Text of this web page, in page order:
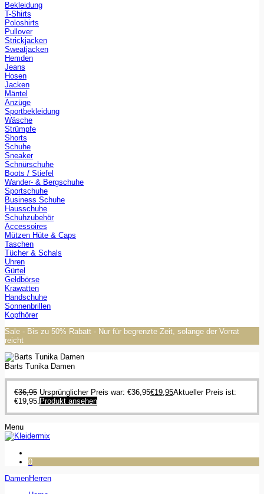
Bekleidung
T-Shirts
Poloshirts
Pullover
Strickjacken
Sweatjacken
Hemden
Jeans
Hosen
Jacken
Mäntel
Anzüge
Sportbekleidung
Wäsche
Strümpfe
Shorts
Schuhe
Sneaker
Schnürschuhe
Boots / Stiefel
Wander- & Bergschuhe
Sportschuhe
Business Schuhe
Hausschuhe
Schuhzubehör
Accessoires
Mützen Hüte & Caps
Taschen
Tücher & Schals
Uhren
Gürtel
Geldbörse
Krawatten
Handschuhe
Sonnenbrillen
Kopfhörer
Sale - Bis zu 50% Rabatt - Nur für begrenzte Zeit, solange der Vorrat
reicht
Barts Tunika Damen
€36,95 Ursprünglicher Preis war: €36,95€19,95Aktueller Preis ist:
€19,95. Produkt ansehen
Menu
0
DamenHerren